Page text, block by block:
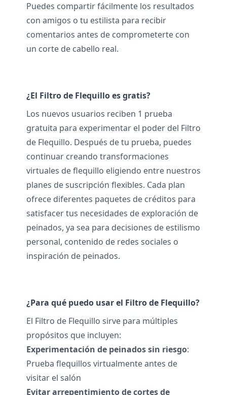
Puedes compartir fácilmente los resultados
con amigos o tu estilista para recibir
comentarios antes de comprometerte con
un corte de cabello real.
¿El Filtro de Flequillo es gratis?
Los nuevos usuarios reciben 1 prueba
gratuita para experimentar el poder del Filtro
de Flequillo. Después de tu prueba, puedes
continuar creando transformaciones
virtuales de flequillo eligiendo entre nuestros
planes de suscripción flexibles. Cada plan
ofrece diferentes paquetes de créditos para
satisfacer tus necesidades de exploración de
peinados, ya sea para decisiones de estilismo
personal, contenido de redes sociales o
inspiración de peinados.
¿Para qué puedo usar el Filtro de Flequillo?
El Filtro de Flequillo sirve para múltiples
propósitos que incluyen:
Experimentación de peinados sin riesgo:
Prueba flequillos virtualmente antes de
visitar el salón
Evitar arrepentimiento de cortes de